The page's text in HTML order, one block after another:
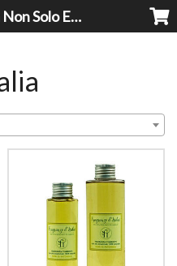
Bioprofumeria Non Solo Essenze